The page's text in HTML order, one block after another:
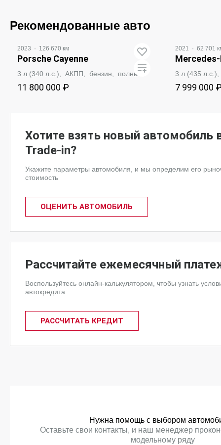
Рекомендованные авто
2023 · 126 670 км
Porsche Cayenne
3 л (340 л.с.), АКПП, бензин, полный
11 800 000 ₽
2021 · 62 701
3 л (435
7 999 000
Хотите взять новый автомобиль
Trade-in?
Укажите параметры автомобиля, и мы определим его
стоимость
ОЦЕНИТЬ АВТОМОБИЛЬ
Рассчитайте ежемесячный
Воспользуйтесь онлайн-калькулятором, чтобы узнать
автокредита
РАССЧИТАТЬ КРЕДИТ
Нужна помощь с выбором
Оставьте свои контакты, и наш менеджер
модельному ряду